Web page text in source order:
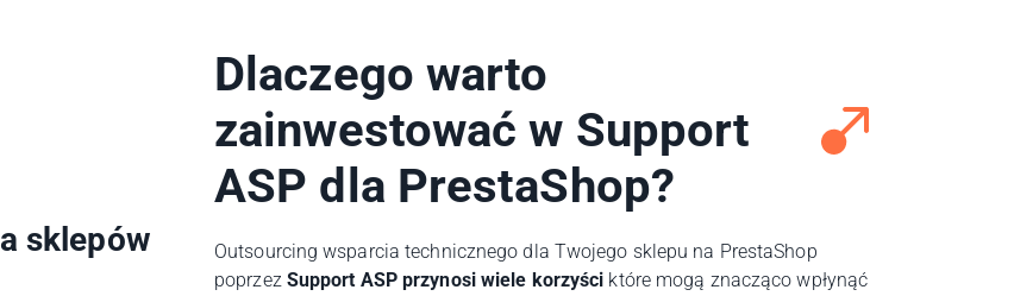
sklepów
Dlaczego warto
zainwestować w Support
ASP dla PrestaShop?
Outsourcing wsparcia technicznego dla Twojego sklepu na PrestaShop
poprzez Support ASP przynosi wiele korzyści które mogą znacząco wpłynąć